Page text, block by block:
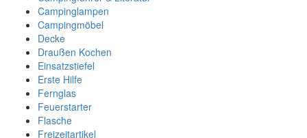
Campinglampen
Campingmöbel
Decke
Draußen Kochen
Einsatzstiefel
Erste Hilfe
Fernglas
Feuerstarter
Flasche
Freizeitartikel